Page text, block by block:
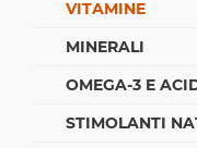
VITAMINE
MINERALI
OMEGA-3 E
STIMOLANTI